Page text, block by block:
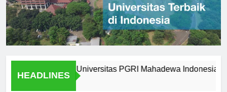
HEADLINES
Graduates of Universitas PGRI Mahadewa Indonesia